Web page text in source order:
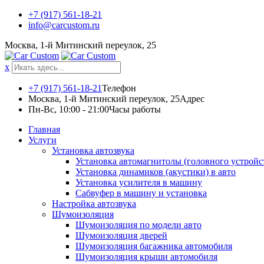
Skip
+7 (917) 561-18-21
info@carcustom.ru
Москва, 1-й Митинский переулок, 25
x
+7 (917) 561-18-21Телефон
Москва, 1-й Митинский переулок, 25Адрес
Пн-Вс, 10:00 - 21:00Часы работы
Главная
Услуги
Установка автозвука
Установка автомагнитолы (головного
Установка динамиков (акустики) в авто
Установка усилителя в машину
Сабвуфер в машину и установка
Настройка автозвука
Шумоизоляция
Шумоизоляция по модели авто
Шумоизоляция дверей
Шумоизоляция багажника автомобиля
Шумоизоляция крыши автомобиля